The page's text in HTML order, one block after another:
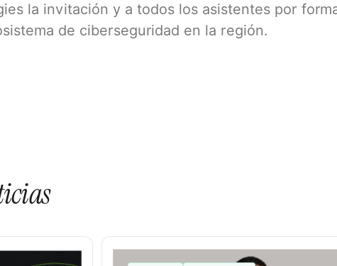
la invitación y a todos los asistentes por
de ciberseguridad en la región.